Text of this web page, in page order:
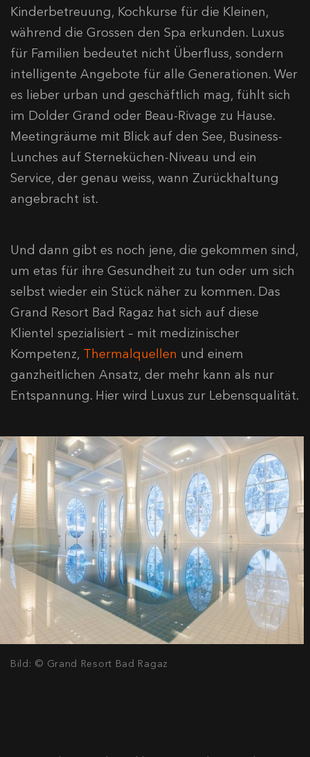
Kinderbetreuung, Kochkurse für die Kleinen,
während die Grossen den Spa erkunden. Luxus
für Familien bedeutet nicht Überfluss, sondern
intelligente Angebote für alle Generationen. Wer
es lieber urban und geschäftlich mag, fühlt sich
im Dolder Grand oder Beau-Rivage zu Hause.
Meetingräume mit Blick auf den See, Business-
Lunches auf Sterneküchen-Niveau und ein
Service, der genau weiss, wann Zurückhaltung
angebracht ist.
Und dann gibt es noch jene, die gekommen sind,
um etas für ihre Gesundheit zu tun oder um sich
selbst wieder ein Stück näher zu kommen. Das
Grand Resort Bad Ragaz hat sich auf diese
Klientel spezialisiert – mit medizinischer
Kompetenz, Thermalquellen und einem
ganzheitlichen Ansatz, der mehr kann als nur
Entspannung. Hier wird Luxus zur Lebensqualität.
Bild: © Grand Resort Bad Ragaz